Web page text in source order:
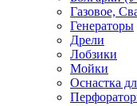
Газовое,
Генераторы
Дрели
Лобзики
Мойки
Оснастка